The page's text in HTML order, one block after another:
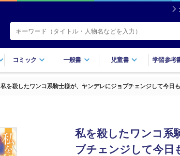
コミック 一般書 児童書 学習参考
私を殺したワンコ系騎士様が、ヤンデレにジョブチェンジして今日
私を殺したワンコ系
ブチェンジして今日